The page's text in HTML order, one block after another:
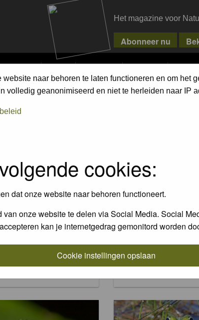
Het magazine voor
PIXPAS MAGAZINE WEBSHOP
naar behoren te laten functioneren en om het
volledig geanonimiseerd en niet te herleiden naar IP
cookies:
dat onze website naar behoren functioneert.
van onze website te delen via Social Media. Social
kan je internetgedrag gemonitord worden
Cookie instellingen opslaan
/ Mammals
/ Pictures of
mossen / Wild Flowers
and mosses
en mossen / Pictures of wild